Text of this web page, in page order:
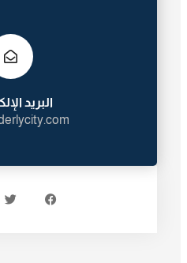
البريد